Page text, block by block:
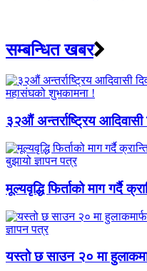
सम्बन्धित खबर
३२औं अन्तर्राष्ट्रिय
मूल्यवृद्धि फिर्ताको माग गर्दै
यस्तो छ साउन २० मा